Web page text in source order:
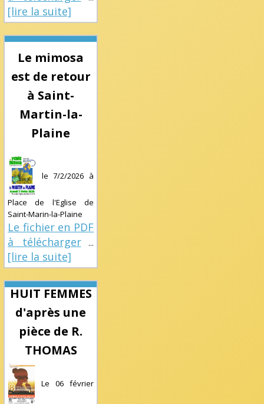
[lire la suite]
Le mimosa
est de retour
à Saint-
Martin-la-
Plaine
le7/2/2026 à
Place de l'Eglise de
Saint-Marin-la-Plaine
Le fichier en PDF
à télécharger...
[lire la suite]
HUIT FEMMES
d'après une
pièce de R.
THOMAS
Le 06 février